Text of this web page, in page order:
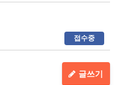
접수중
글쓰기